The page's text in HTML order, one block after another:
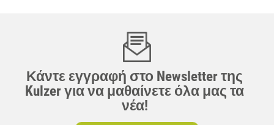
Κάντε εγγραφή στο Newsletter της
Kulzer για να μαθαίνετε όλα μας τα
νέα!